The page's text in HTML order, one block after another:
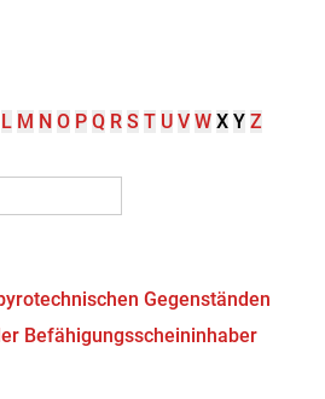
L M N O P Q R S T U V W X Y Z
Gegenständen
Befähigungsscheininhaber